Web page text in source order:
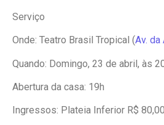
Serviço
Onde: Teatro Brasil Tropical (Av.
Quando: Domingo, 23 de abril, às
Abertura da casa: 19h
Ingressos: Plateia Inferior R$